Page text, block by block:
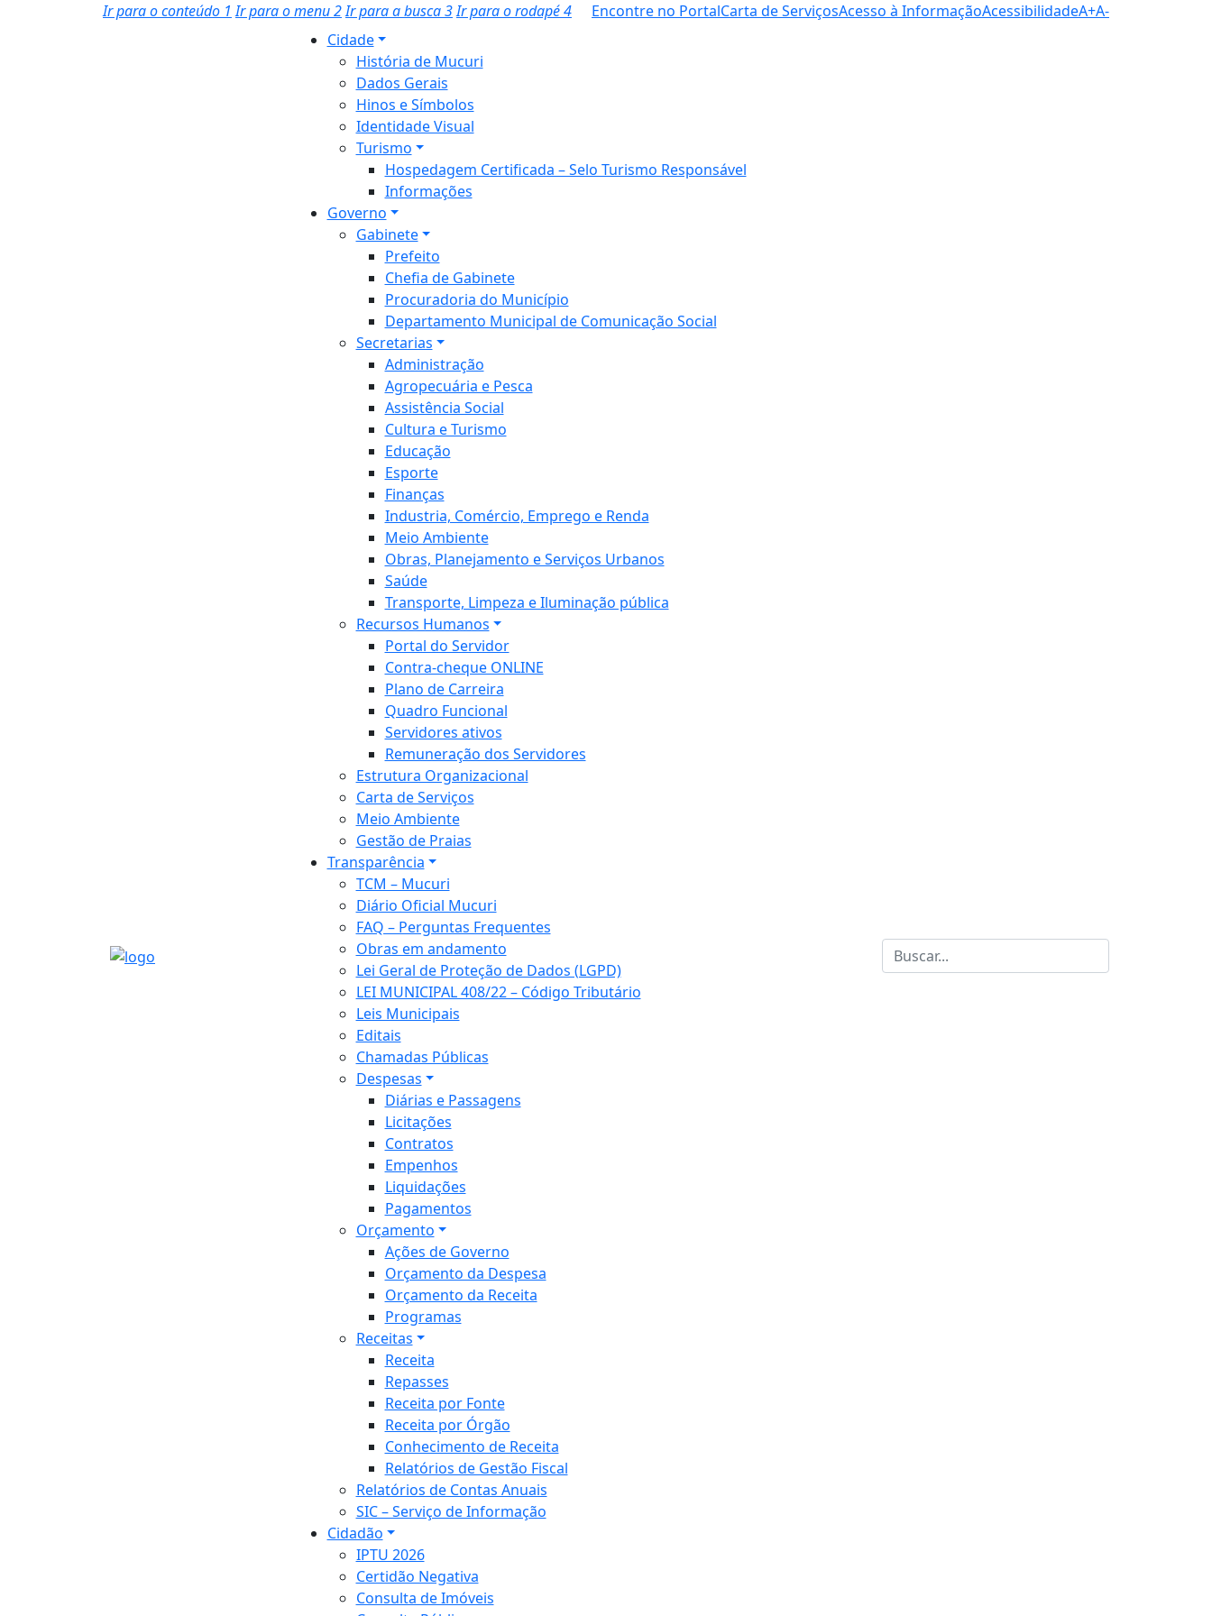
Ir para o conteúdo 1 Ir para o menu2Ir para a busca3Ir para o rodapé4 Encontre no PortalCarta de ServiçosAcesso à InformaçãoAcessibilidadeA+A-
Cidade
História de Mucuri
Dados Gerais
Hinos e Símbolos
Identidade Visual
Turismo
Hospedagem Certificada – Selo Turismo Responsável
Informações
Governo
Gabinete
Prefeito
Chefia de Gabinete
Procuradoria do Município
Departamento Municipal de Comunicação Social
Secretarias
Administração
Agropecuária e Pesca
Assistência Social
Cultura e Turismo
Educação
Esporte
Finanças
Industria, Comércio, Emprego e Renda
Meio Ambiente
Obras, Planejamento e Serviços Urbanos
Saúde
Transporte, Limpeza e Iluminação pública
Recursos Humanos
Portal do Servidor
Contra-cheque ONLINE
Plano de Carreira
Quadro Funcional
Servidores ativos
Remuneração dos Servidores
Estrutura Organizacional
Carta de Serviços
Meio Ambiente
Gestão de Praias
Transparência
TCM – Mucuri
Diário Oficial Mucuri
FAQ – Perguntas Frequentes
Obras em andamento
Lei Geral de Proteção de Dados (LGPD)
LEI MUNICIPAL 408/22 – Código Tributário
Leis Municipais
Editais
Chamadas Públicas
Despesas
Diárias e Passagens
Licitações
Contratos
Empenhos
Liquidações
Pagamentos
Orçamento
Ações de Governo
Orçamento da Despesa
Orçamento da Receita
Programas
Receitas
Receita
Repasses
Receita por Fonte
Receita por Órgão
Conhecimento de Receita
Relatórios de Gestão Fiscal
Relatórios de Contas Anuais
SIC – Serviço de Informação
Cidadão
IPTU 2026
Certidão Negativa
Consulta de Imóveis